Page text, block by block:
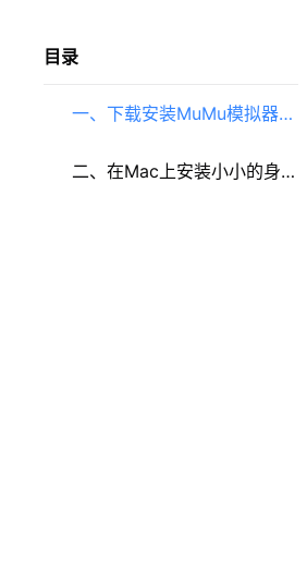
目录
一、下载安装MuMu模拟器
（macOS）（原MuMu模拟
二、在Mac上安装小小的身